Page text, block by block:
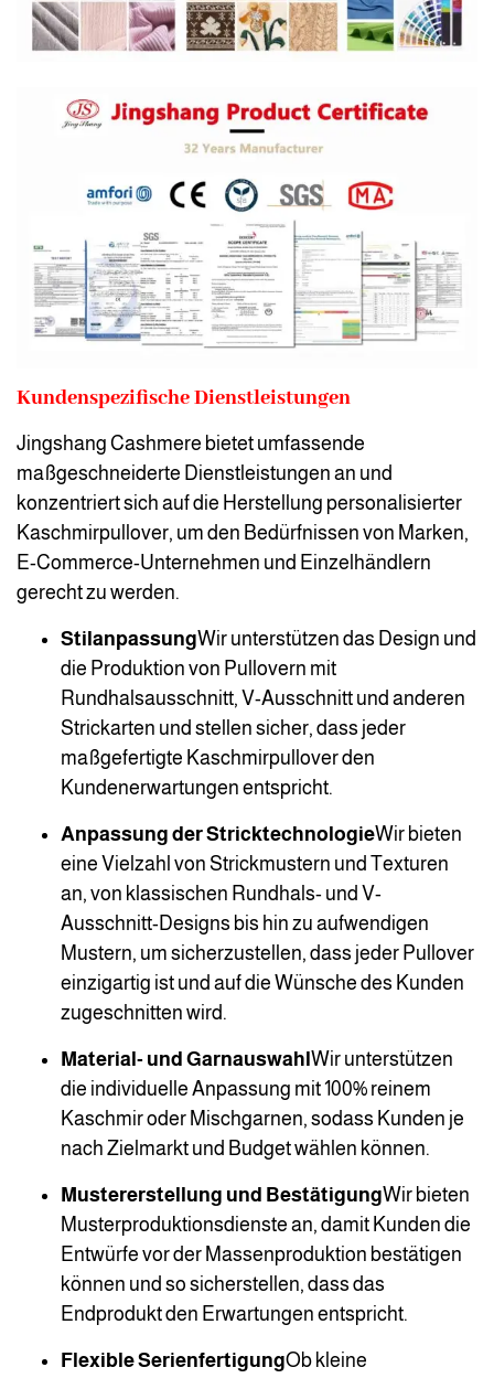
Kundenspezifische Dienstleistungen
Jingshang Cashmere bietet umfassende
maßgeschneiderte Dienstleistungen an und
konzentriert sich auf die Herstellung personalisierter
Kaschmirpullover, um den Bedürfnissen von Marken,
E-Commerce-Unternehmen und Einzelhändlern
gerecht zu werden.
StilanpassungWir unterstützen das Design und
die Produktion von Pullovern mit
Rundhalsausschnitt, V-Ausschnitt und anderen
Strickarten und stellen sicher, dass jeder
maßgefertigte Kaschmirpullover den
Kundenerwartungen entspricht.
Anpassung der StricktechnologieWir bieten
eine Vielzahl von Strickmustern und Texturen
an, von klassischen Rundhals- und V-
Ausschnitt-Designs bis hin zu aufwendigen
Mustern, um sicherzustellen, dass jeder Pullover
einzigartig ist und auf die Wünsche des Kunden
zugeschnitten wird.
Material- und Garnauswahl Wir unterstützen
die individuelle Anpassung mit 100% reinem
Kaschmir oder Mischgarnen, sodass Kunden je
nach Zielmarkt und Budget wählen können.
Mustererstellung und BestätigungWir bieten
Musterproduktionsdienste an, damit Kunden die
Entwürfe vor der Massenproduktion bestätigen
können und so sicherstellen, dass das
Endprodukt den Erwartungen entspricht.
Flexible SerienfertigungOb kleine